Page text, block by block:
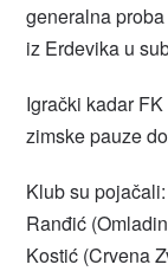
generalna
iz Erdevika u
Igrački kadar
zimske pauze
Klub su pojačali:
Ranđić
Kostić (Crvena